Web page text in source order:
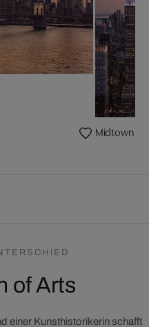
Midtown
of Arts
einer Kunsthistorikerin schafft